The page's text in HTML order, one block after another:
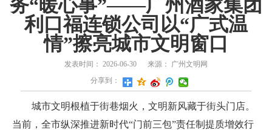
务“暖心事”——广州酒家集团
利口福连锁公司以“广式温
情”擦亮城市文明窗口
发表时间： 2026-06-30 来源：
广州文明网
分享到：
城市文明根植于街巷烟火，文明新风藏于街头门店。
当前，全市纵深推进新时代“门前三包”责任制提质增效行